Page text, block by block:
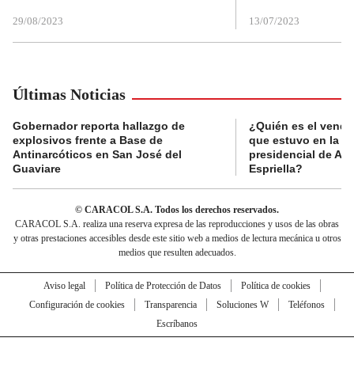
29/08/2023 13/07/2023
Últimas Noticias
Gobernador reporta hallazgo de
explosivos frente a Base de
Antinarcóticos en San José del
Guaviare
¿Quién es el
que estuvo en la
presidencial de
Espriella?
© CARACOL S.A. Todos los derechos reservados.
CARACOL S.A. realiza una reserva expresa de las reproducciones y usos de las obras
y otras prestaciones accesibles desde este sitio web a medios de lectura mecánica u otros
medios que resulten adecuados.
Aviso legal Política de Protección de Datos
Política de cookies
Configuración de cookies
Transparencia Soluciones W
Teléfonos
Escríbanos